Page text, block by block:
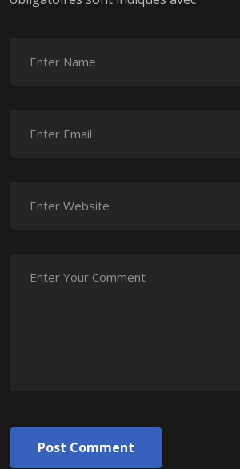
Post Comment